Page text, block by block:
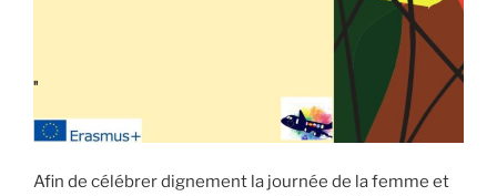
Afin de célébrer dignement la journée de la femme et